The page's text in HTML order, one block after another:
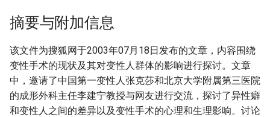
摘要与附加信息
该文件为搜狐网于2003年07月18日发布的文章，内容围绕
变性手术的现状及其对变性人群体的影响进行探讨。文章
中，邀请了中国第一变性人张克莎和北京大学附属第三医院
的成形外科主任李建宁教授与网友进行交流，探讨了异性癖
和变性人之间的差异以及变性手术的心理和生理影响。讨论